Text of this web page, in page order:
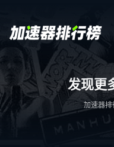
发现更
加速器排